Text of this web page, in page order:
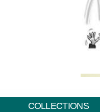
COLLECTIONS